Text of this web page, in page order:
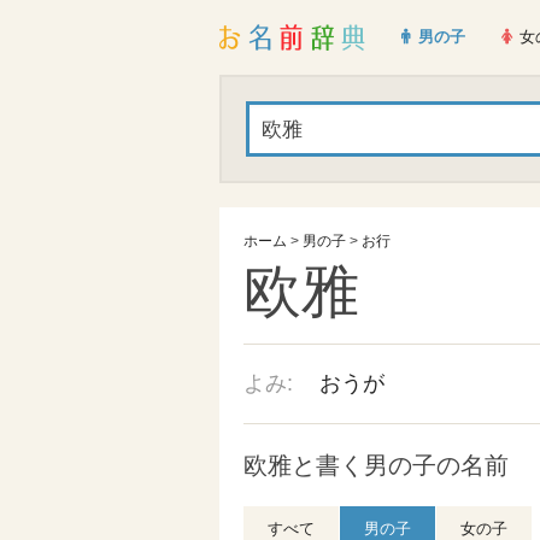
男の子 女
ホーム > 男の子 > お行
欧雅
よみ: おうが
欧雅と書く男の子の名前
すべて 男の子 女の子